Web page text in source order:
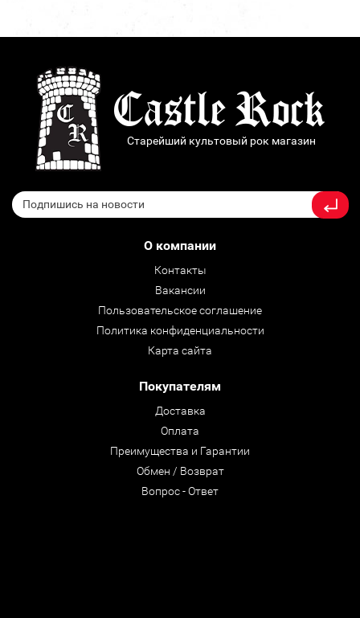
Старейший культовый рок магазин
О компании
Контакты
Вакансии
Пользовательское соглашение
Политика конфиденциальности
Карта сайта
Покупателям
Доставка
Оплата
Преимущества и Гарантии
Обмен / Возврат
Вопрос - Ответ